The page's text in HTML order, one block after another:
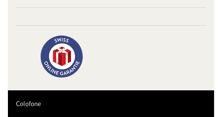
Colofone